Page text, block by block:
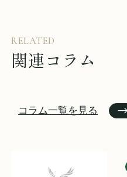
RELATED
関連コラム
コラム一覧を見る